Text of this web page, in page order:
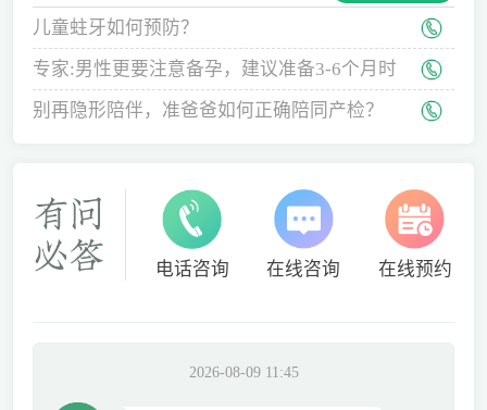
儿童蛀牙如何预防？
专家:男性更要注意备孕，建议准备3-6个月时
间
别再隐形陪伴，准爸爸如何正确陪同产检？
电话咨询 在线咨询 在线预约
2026-08-09 11:45